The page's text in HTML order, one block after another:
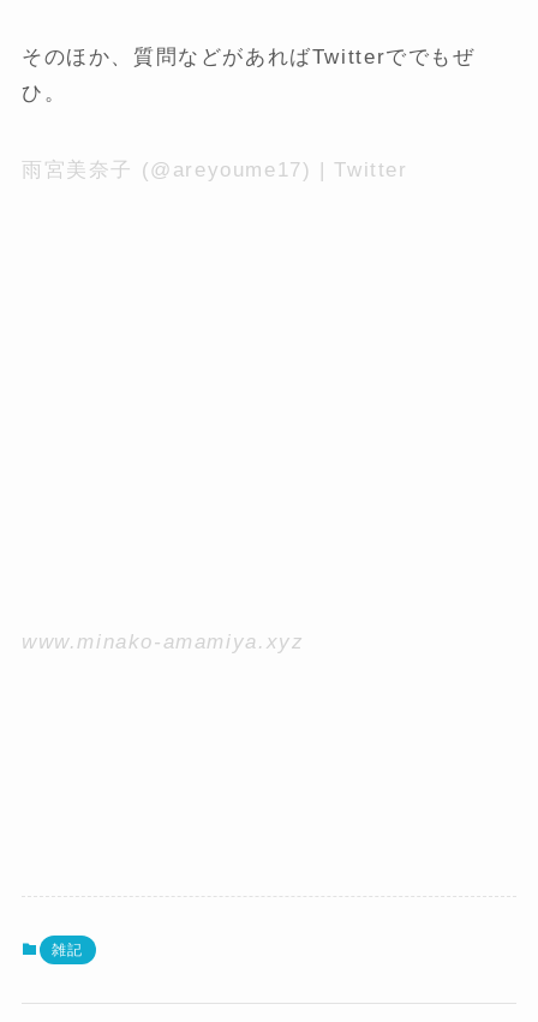
そのほか、質問などがあればTwitterででもぜ
ひ。
雨宮美奈子 (@areyoume17) | Twitter
www.minako-amamiya.xyz
雑記